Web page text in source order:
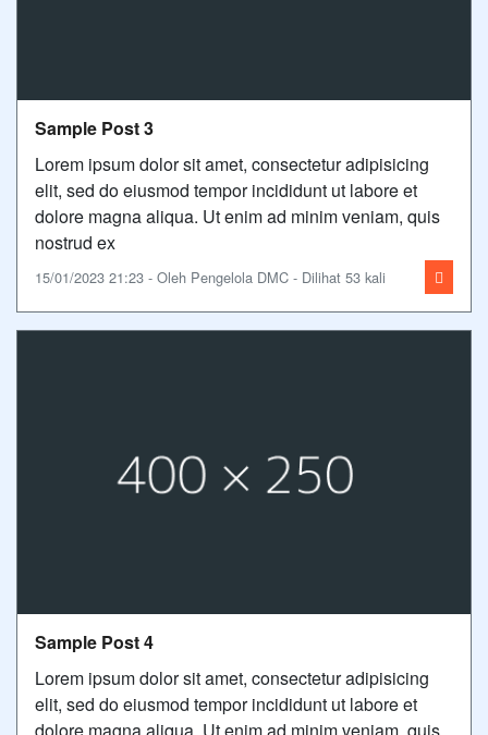
Sample Post 3
Lorem ipsum dolor sit amet, consectetur adipisicing
elit, sed do eiusmod tempor incididunt ut labore et
dolore magna aliqua. Ut enim ad minim veniam, quis
nostrud ex
15/01/2023 21:23 - Oleh Pengelola DMC - Dilihat 53 kali
Sample Post 4
Lorem ipsum dolor sit amet, consectetur adipisicing
elit, sed do eiusmod tempor incididunt ut labore et